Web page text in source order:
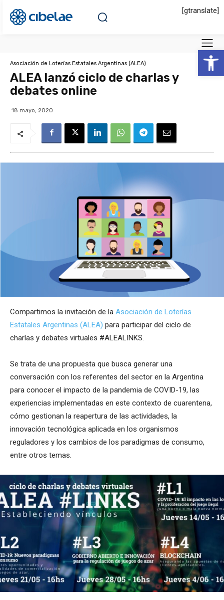
Abrir
[gtranslate]
Asociación de Loterías Estatales Argentinas (ALEA)
ALEA lanzó ciclo de charlas y
debates online
18 mayo, 2020
Compartimos la invitación de la Asociación de Loterías
Estatales Argentinas (ALEA) para participar del ciclo de
charlas y debates virtuales #ALEALINKS.
Se trata de una propuesta que busca generar una
conversación con los referentes del sector en la Argentina
para conocer el impacto de la pandemia de COVID-19, las
experiencias implementadas en este contexto de cuarentena,
cómo gestionan la reapertura de las actividades, la
innovación tecnológica aplicada en los organismos
reguladores y los cambios de los paradigmas de consumo,
entre otros temas.